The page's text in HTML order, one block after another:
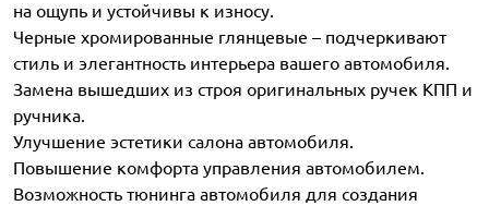
на ощупь и устойчивы к износу.
Черные хромированные глянцевые – подчеркивают
стиль и элегантность интерьера вашего автомобиля.
Замена вышедших из строя оригинальных ручек КПП и
ручника.
Улучшение эстетики салона автомобиля.
Повышение комфорта управления автомобилем.
Возможность тюнинга автомобиля для создания